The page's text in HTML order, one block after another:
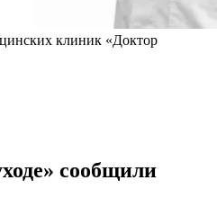
клиник «Доктор
сообщили